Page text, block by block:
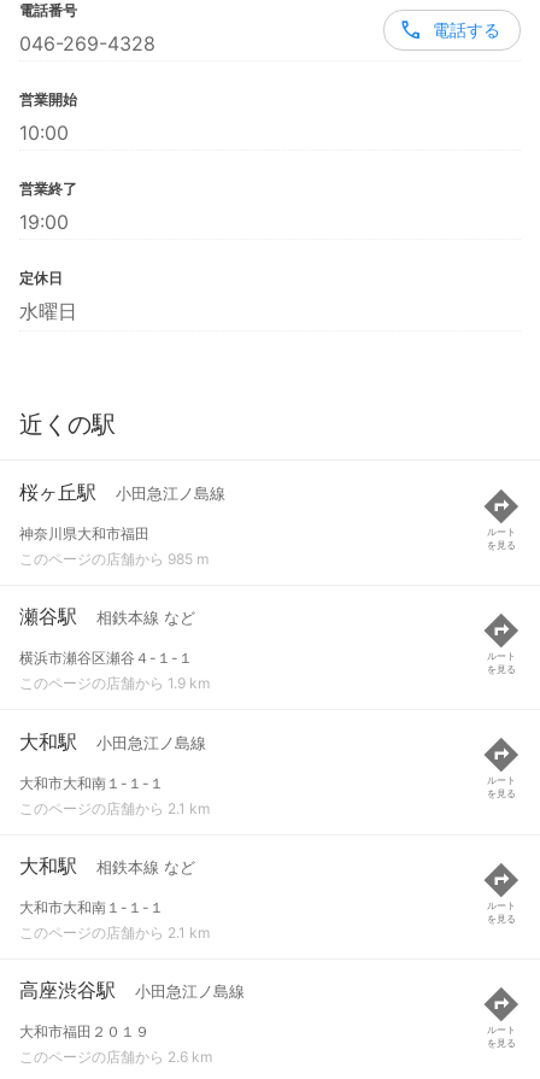
電話番号
046-269-4328
電話する
営業開始
10:00
営業終了
19:00
定休日
水曜日
近くの駅
桜ヶ丘駅 小田急江ノ島線
神奈川県大和市福田
このページの店舗から 985 m
ルート
を見る
瀬谷駅 相鉄本線 など
横浜市瀬谷区瀬谷４-１-１
このページの店舗から 1.9 km
ルート
を見る
大和駅 小田急江ノ島線
大和市大和南１-１-１
このページの店舗から 2.1 km
ルート
を見る
大和駅 相鉄本線 など
大和市大和南１-１-１
このページの店舗から 2.1 km
ルート
を見る
高座渋谷駅 小田急江ノ島線
大和市福田２０１９
このページの店舗から 2.6 km
ルート
を見る